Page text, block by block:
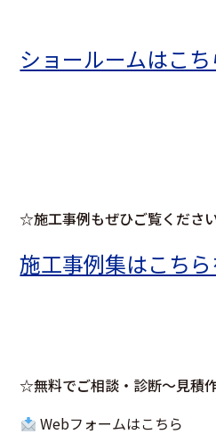
ショールームはこち
☆施工事例もぜひご覧くださ
施工事例集はこちら
☆無料でご相談・診断～見積
Webフォームはこちら